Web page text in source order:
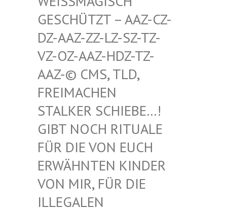
SCHÜTZT – AAZ-CZ-DZ
-AAZ-ZZ-LZ-SZ-TZ-VZ
-OZ-AAZ-HDZ-TZ-AA
Z-© CMS, TLD, FR
EIMACHEN ST
ALKER SCHIEBE…! GI
BT NOCH RITUALE FÜ
R DIE VON EUCH ER
WÄHNTEN KINDER VO
N MIR, FÜR DIE IL
LEGALEN MI